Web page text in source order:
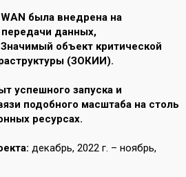
была внедрена на
данных,
Значимый объект критической
(ЗОКИИ).
успешного запуска и
подобного масштаба на столь
ресурсах.
декабрь, 2022 г. – ноябрь,